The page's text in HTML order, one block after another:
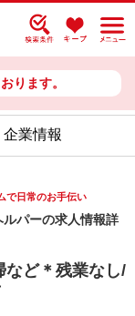
ります。
企業情報
で日常のお手伝い
パーの求人情報詳
など＊残業なし/